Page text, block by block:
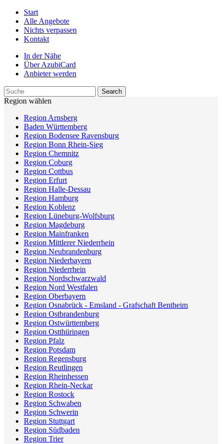
Start
Alle Angebote
Nichts verpassen
Kontakt
In der Nähe
Über AzubiCard
Anbieter werden
Region wählen
Region Arnsberg
Baden Württemberg
Region Bodensee Ravensburg
Region Bonn Rhein-Sieg
Region Chemnitz
Region Coburg
Region Cottbus
Region Erfurt
Region Halle-Dessau
Region Hamburg
Region Koblenz
Region Lüneburg-Wolfsburg
Region Magdeburg
Region Mainfranken
Region Mittlerer Niederrhein
Region Neubrandenburg
Region Niederbayern
Region Niederrhein
Region Nordschwarzwald
Region Nord Westfalen
Region Oberbayern
Region Osnabrück - Emsland - Grafschaft Bentheim
Region Ostbrandenburg
Region Ostwürttemberg
Region Ostthüringen
Region Pfalz
Region Potsdam
Region Regensburg
Region Reutlingen
Region Rheinhessen
Region Rhein-Neckar
Region Rostock
Region Schwaben
Region Schwerin
Region Stuttgart
Region Südbaden
Region Trier